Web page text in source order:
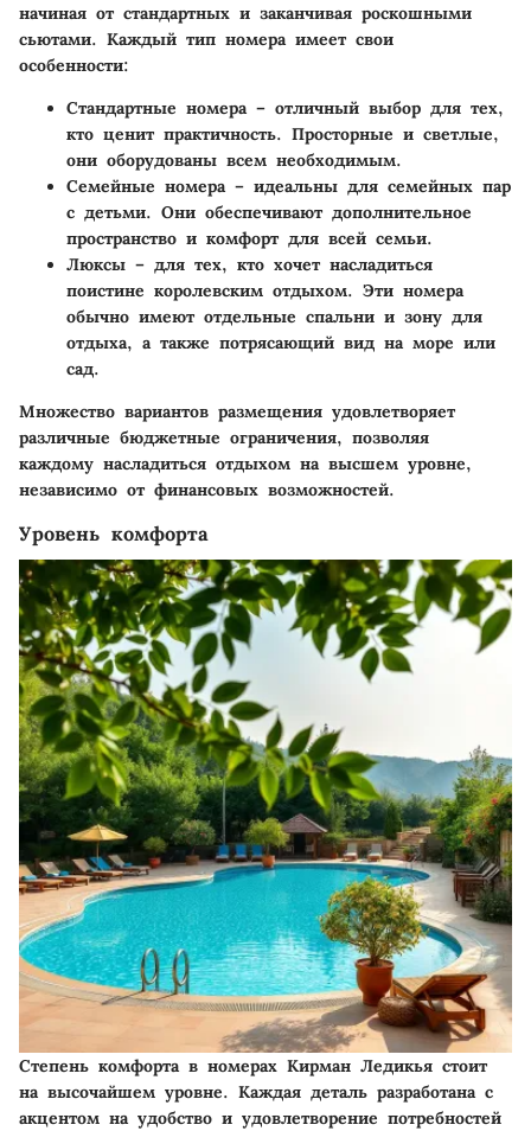
начиная от стандартных и заканчивая роскошными
сьютами. Каждый тип номера имеет свои
особенности:
Стандартные номера– отличный выбор для тех,
кто ценит практичность. Просторные и светлые,
они оборудованы всем необходимым.
Семейные номера– идеальны для семейных пар
с детьми. Они обеспечивают дополнительное
пространство и комфорт для всей семьи.
Люксы – для тех, кто хочет насладиться
поистине королевским отдыхом. Эти номера
обычно имеют отдельные спальни и зону для
отдыха, а также потрясающий вид на море или
сад.
Множество вариантов размещения удовлетворяет
различные бюджетные ограничения, позволяя
каждому насладиться отдыхом на высшем уровне,
независимо от финансовых возможностей.
Уровень комфорта
Степень комфорта в номерах Кирман Ледикья стоит
на высочайшем уровне. Каждая деталь разработана с
акцентом на удобство и удовлетворение потребностей